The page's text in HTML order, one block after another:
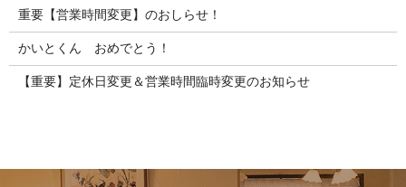
重要【営業時間変更】のおしらせ！
かいとくん おめでとう！
【重要】定休日変更＆営業時間臨時変更のお知らせ